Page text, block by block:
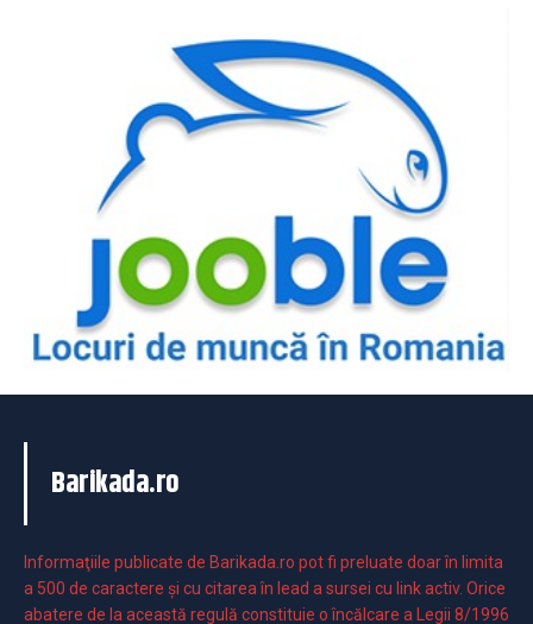
Barikada.ro
Informaţiile publicate de Barikada.ro pot fi preluate doar în limita
a 500 de caractere şi cu citarea în lead a sursei cu link activ. Orice
abatere de la această regulă constituie o încălcare a Legii 8/1996